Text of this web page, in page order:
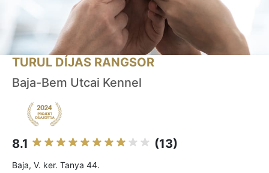
TURUL DÍJAS RANGSOR
Baja-Bem Utcai Kennel
8.1 (13)
Baja, V. ker. Tanya 44.